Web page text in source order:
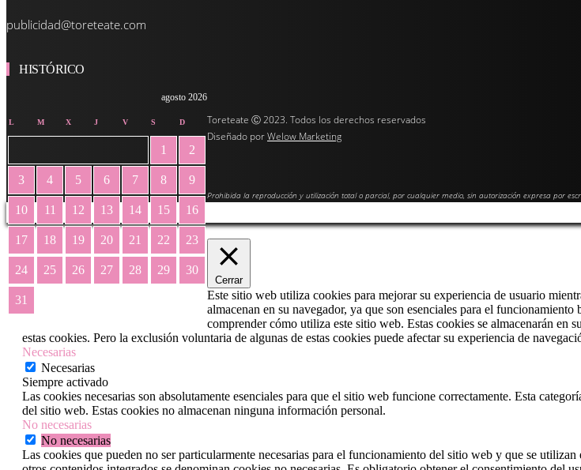
publicidad@toreteate.com
HISTÓRICO
agosto 2026
L M X J V S D
1 2
3 4 5 6 7 8 9
10 11 12 13 14 15 16
17 18 19 20 21 22 23
24 25 26 27 28 29 30
31
Toreteate Ⓒ 2023. Todos los derechos reservados
Diseñado porWelow Marketing
Prohibida la reproducción y utilización total o parcial, por cualquier medio, sin autorización expresa por
Cerrar
Este sitio web utiliza cookies para mejorar su experiencia de usuario
almacenan en su navegador, ya que son esenciales para el
comprender cómo utiliza este sitio web. Estas cookies se almacenarán
estas cookies. Pero la exclusión voluntaria de algunas de estas cookies puede afectar su experiencia de
Necesarias
Necesarias
Siempre activado
Las cookies necesarias son absolutamente esenciales para que el sitio web funcione correctamente. Esta
del sitio web. Estas cookies no almacenan ninguna información personal.
No necesarias
No necesarias
Las cookies que pueden no ser particularmente necesarias para el funcionamiento del sitio web y que se